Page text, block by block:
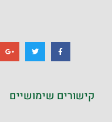
קישורים שימושיים